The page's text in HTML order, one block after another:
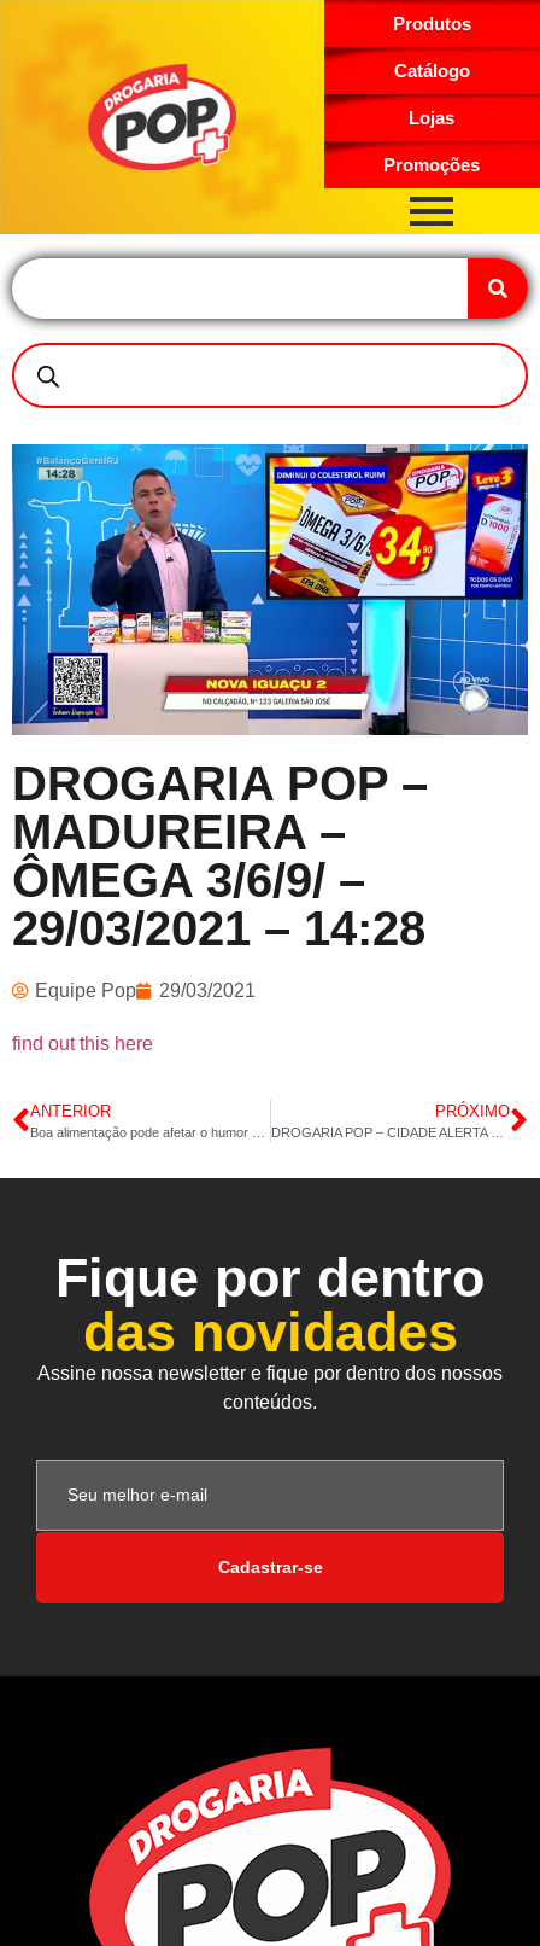
Produtos
Catálogo
Lojas
Promoções
DROGARIA POP –
MADUREIRA –
ÔMEGA 3/6/9/ –
29/03/2021 – 14:28
Equipe Pop 29/03/2021
find out this here
ANTERIOR PRÓXIMO
Fique por dentro
das novidades
Assine nossa newsletter e fique por dentro dos nossos
conteúdos.
Cadastrar-se